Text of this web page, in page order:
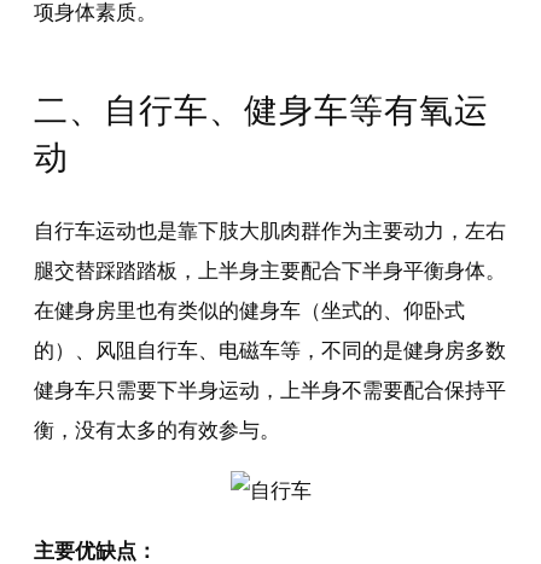
项身体素质。
二、自行车、健身车等有氧运
动
自行车运动也是靠下肢大肌肉群作为主要动力，左右
腿交替踩踏踏板，上半身主要配合下半身平衡身体。
在健身房里也有类似的健身车（坐式的、仰卧式
的）、风阻自行车、电磁车等，不同的是健身房多数
健身车只需要下半身运动，上半身不需要配合保持平
衡，没有太多的有效参与。
主要优缺点：